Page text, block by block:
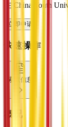
在 China Youth
立即申请
快速操作
索取信息
概况